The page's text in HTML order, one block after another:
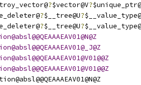
?$vector@V?
?$__tree@U?
?$__tree@U?